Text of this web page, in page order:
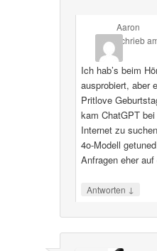
Aaron
schrieb
Ich hab’s beim
ausprobiert, aber
Pritlove
kam ChatGPT
Internet zu
4o-Modell
Anfragen eher
Antworten ↓